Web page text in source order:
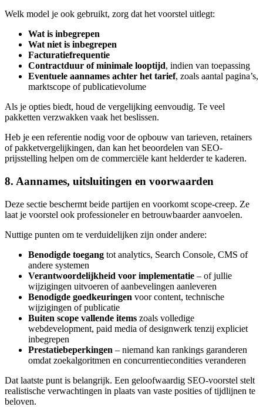
Welk model je ook gebruikt, zorg dat het voorstel uitlegt:
Wat is inbegrepen
Wat niet is inbegrepen
Facturatiefrequentie
Contractduur of minimale looptijd, indien van toepassing
Eventuele aannames achter het tarief, zoals aantal pagina’s,
marktscope of publicatievolume
Als je opties biedt, houd de vergelijking eenvoudig. Te veel
pakketten verzwakken vaak het beslissen.
Heb je een referentie nodig voor de opbouw van tarieven, retainers
of pakketvergelijkingen, dan kan het beoordelen van SEO-
prijsstelling helpen om de commerciële kant helderder te kaderen.
8. Aannames, uitsluitingen en voorwaarden
Deze sectie beschermt beide partijen en voorkomt scope-creep. Ze
laat je voorstel ook professioneler en betrouwbaarder aanvoelen.
Nuttige punten om te verduidelijken zijn onder andere:
Benodigde toegang tot analytics, Search Console, CMS of
andere systemen
Verantwoordelijkheid voor implementatie – of jullie
wijzigingen uitvoeren of aanbevelingen aanleveren
Benodigde goedkeuringen voor content, technische
wijzigingen of publicatie
Buiten scope vallende items zoals volledige
webdevelopment, paid media of designwerk tenzij expliciet
inbegrepen
Prestatiebeperkingen – niemand kan rankings garanderen
omdat zoekalgoritmen en concurrentiecondities veranderen
Dat laatste punt is belangrijk. Een geloofwaardig SEO-voorstel stelt
realistische verwachtingen in plaats van vaste posities of tijdlijnen te
beloven.